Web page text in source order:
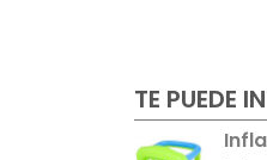
TE PUEDE